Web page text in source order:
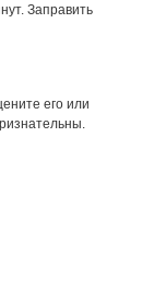
Заправить
его или